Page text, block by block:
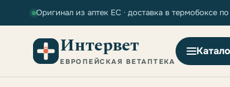
Оригинал из аптек ЕС · доставка в термобоксе
Интервет
ЕВРОПЕЙСКАЯ ВЕТАПТЕКА